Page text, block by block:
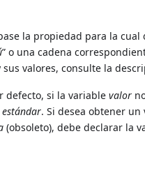
la propiedad para la
” o una cadena
valores, consulte la
defecto, si la variablevalor
estándar. Si desea obtener
(obsoleto), debe declarar la